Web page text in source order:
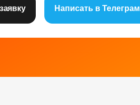
Написать в Телеграм